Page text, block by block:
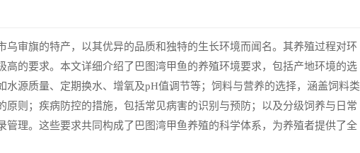
乌审旗的特产，以其优异的品质和独特的生长环境而闻名。其养殖过程对环
高的要求。本文详细介绍了巴图湾甲鱼的养殖环境要求，包括产地环境的选
水源质量、定期换水、增氧及pH值调节等；饲料与营养的选择，涵盖饲料类
原则；疾病防控的措施，包括常见病害的识别与预防；以及分级饲养与日常
管理。这些要求共同构成了巴图湾甲鱼养殖的科学体系，为养殖者提供了全